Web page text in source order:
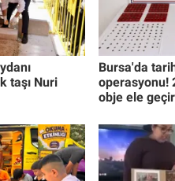
taşı Nuri
Bursa'da
operasyonu!
obje ele